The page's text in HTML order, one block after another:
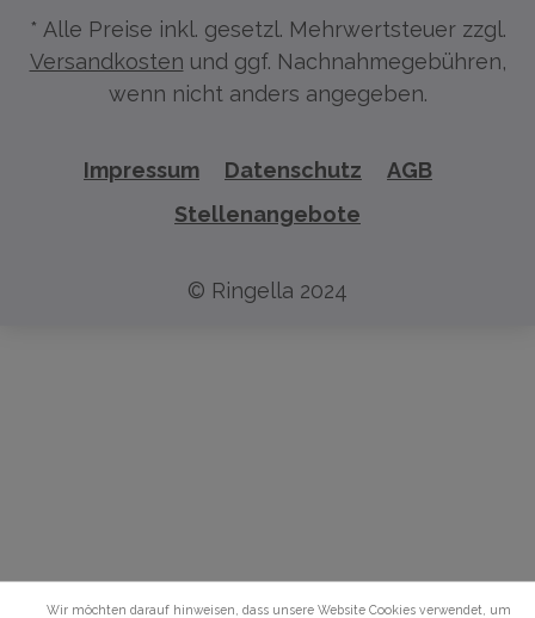
* Alle Preise inkl. gesetzl. Mehrwertsteuer zzgl.
Versandkosten und ggf. Nachnahmegebühren,
wenn nicht anders angegeben.
Impressum Datenschutz
AGB
Stellenangebote
© Ringella 2024
Wir möchten darauf hinweisen, dass unsere Website Cookies verwendet, um